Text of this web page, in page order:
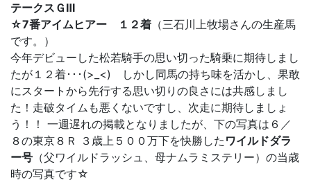
テークスＧⅢ
☆7番アイムヒアー １２着 （三石川上牧場さんの生産馬
です。）
今年デビューした松若騎手の思い切った騎乗に期待しまし
たが１２着･･･(>_<) しかし同馬の持ち味を活かし、果敢
にスタートから先行する思い切りの良さには共感しまし
た！走破タイムも悪くないですし、次走に期待しましょ
う！！ 一週遅れの掲載となりましたが、下の写真は６／
８の東京８Ｒ ３歳上５００万下を快勝した ワイルドダラ
ー号 （父ワイルドラッシュ、母ナムラミステリー）の当歳
時の写真です☆